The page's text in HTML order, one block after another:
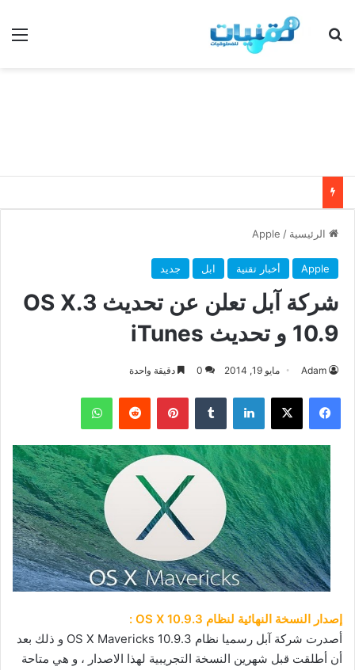
بحث عن
الرئيسية /
Apple
Apple أخبار تقنية ابل جديد
شركة آبل تعلن عن تحديث 3.OS X
10.9 و تحديث iTunes
Adam مايو 19, 2014 0 دقيقة واحدة
فيسبوك ‫X لينكدإن بينتيريست واتساب
إصدار النسخة النهائية لنظام OS X 10.9.3 :
أصدرت شركة آبل رسميا نظام OS X Mavericks 10.9.3 و ذلك بعد
أن أطلقت قبل شهرين النسخة التجريبية لهذا الاصدار ، و هي متاحة